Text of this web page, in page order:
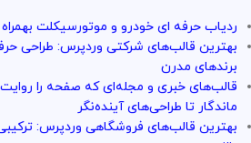
ردیاب حرفه ای خودرو و موتورسیکلت بهمراه
بهترین قالب‌های شرکتی وردپرس: طراحی
برندهای مدرن
قالب‌های خبری و مجله‌ای که صفحه را
ماندگار تا طراحی‌های آینده‌نگر
بهترین قالب‌های فروشگاهی وردپرس: